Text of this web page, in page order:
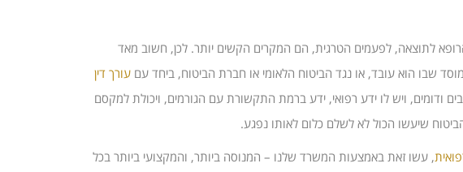
לתוצאה, לפעמים הטרגית, הם המקרים הקשים יותר. לכן, חשוב מאד
שבו הוא עובד, או נגד הביטוח הלאומי או חברת הביטוח, ביחד עם עורך דין
ודומים, ויש לו ידע רפואי, ידע ברמת התקשורת עם הגורמים, ויכולת למקסם
שיעשו הכול לא לשלם כלום לאותו נפגע.
, עשו זאת באמצעות המשרד שלנו – המנוסה ביותר, והמקצועי ביותר בכל